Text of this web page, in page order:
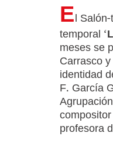
El
temporal ‘
meses se
Carrasco
identidad
F. García
profesora